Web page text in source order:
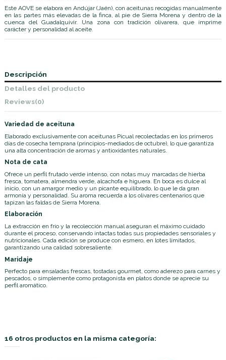
Este AOVE se elabora en Andújar (Jaén), con aceitunas recogidas manualmente
en las partes más elevadas de la finca, al pie de Sierra Morena y dentro de la
cuenca del Guadalquivir. Una zona con tradición olivarera, que imprime
carácter y personalidad al aceite.
Descripción
Detalles del producto
Reviews(0)
Variedad de aceituna
Elaborado exclusivamente con aceitunas Picual recolectadas en los primeros
días de cosecha temprana (principios-mediados de octubre), lo que garantiza
una alta concentración de aromas y antioxidantes naturales.
Nota de cata
Ofrece un perfil frutado verde intenso, con notas muy marcadas de hierba
fresca, tomatera, almendra verde, alcachofa e higuera. En boca es dulce al
inicio, con un amargor medio y un picante equilibrado, lo que le da gran
armonía y personalidad. Su aroma recuerda a los olivares centenarios que
tapizan las faldas de Sierra Morena.
Elaboración
La extracción en frío y la recolección manual aseguran el máximo cuidado
durante el proceso, conservando intactas todas sus propiedades sensoriales y
nutricionales. Cada edición se produce con esmero, en lotes limitados,
garantizando una calidad sobresaliente.
Maridaje
Perfecto para ensaladas frescas, tostadas gourmet, como aderezo para carnes y
pescados, o simplemente como protagonista en platos donde se aprecie su
perfil aromático.
16 otros productos en la misma categoría: